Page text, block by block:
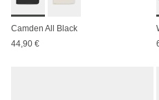
Camden All Black
44,90 €